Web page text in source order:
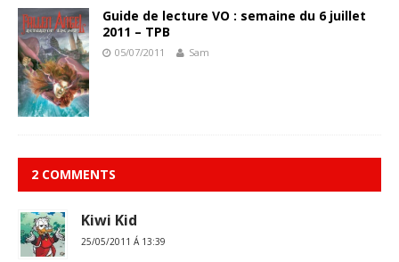
Guide de lecture VO : semaine du 6 juillet
2011 – TPB
05/07/2011 Sam
2 COMMENTS
Kiwi Kid
25/05/2011 Á 13:39